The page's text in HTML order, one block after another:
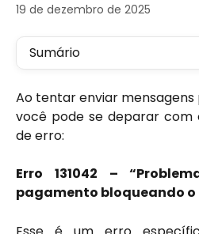
19 de dezembro de 2025
Sumário
Ao tentar enviar
você pode se deparar com
de erro:
Erro 131042 –
pagamento bloqueando o